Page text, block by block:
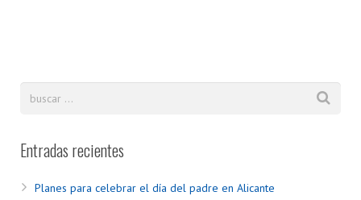
Entradas recientes
Planes para celebrar el día del padre en Alicante